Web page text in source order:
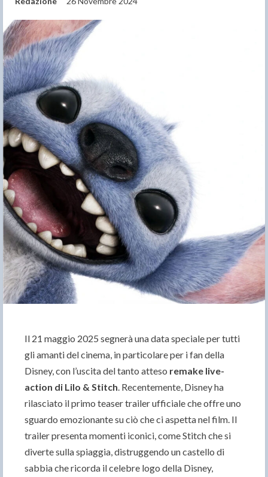
Il 21 maggio 2025 segnerà una data speciale per tutti
gli amanti del cinema, in particolare per i fan della
Disney, con l’uscita del tanto atteso remake live-
action di Lilo & Stitch . Recentemente, Disney ha
rilasciato il primo teaser trailer ufficiale che offre uno
sguardo emozionante su ciò che ci aspetta nel film. Il
trailer presenta momenti iconici, come Stitch che si
diverte sulla spiaggia, distruggendo un castello di
sabbia che ricorda il celebre logo della Disney,